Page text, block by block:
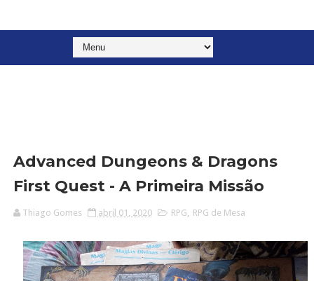
Advanced Dungeons & Dragons
First Quest - A Primeira Missão
Thiago Gomes abril 01, 2020 RPG RPG de Mesa